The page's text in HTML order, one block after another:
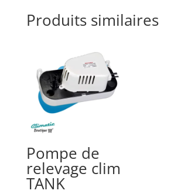
Produits similaires
Pompe de
relevage clim
TANK